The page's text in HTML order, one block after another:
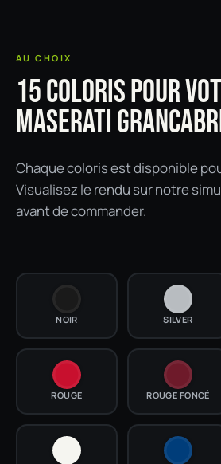
AU CHOIX
15 COLORIS POUR
MASERATI
Chaque coloris est disponible
Visualisez le rendu sur notre
avant de commander.
NOIR SILVER
ROUGE ROUGE FONCÉ